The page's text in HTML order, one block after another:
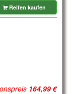
Reifen kaufen